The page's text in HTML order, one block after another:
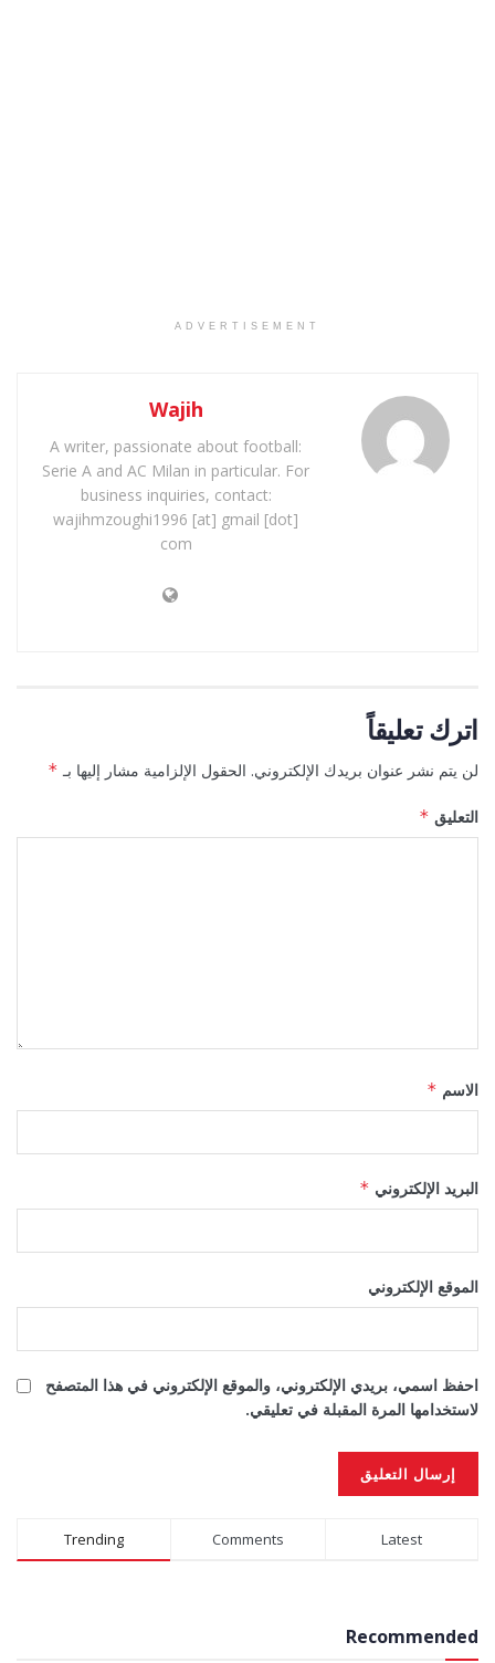
ADVERTISEMENT
Wajih
A writer, passionate about football:
Serie A and AC Milan in particular. For
business inquiries, contact:
wajihmzoughi1996 [at] gmail [dot]
com
اترك تعليقاً
لن يتم نشر عنوان بريدك الإلكتروني. الحقول الإلزامية مشار إليها بـ *
التعليق *
الاسم *
البريد الإلكتروني *
الموقع الإلكتروني
احفظ اسمي، بريدي الإلكتروني، والموقع الإلكتروني في هذا المتصفح
لاستخدامها المرة المقبلة في تعليقي.
Alternative:
Trending Comments Latest
Recommended